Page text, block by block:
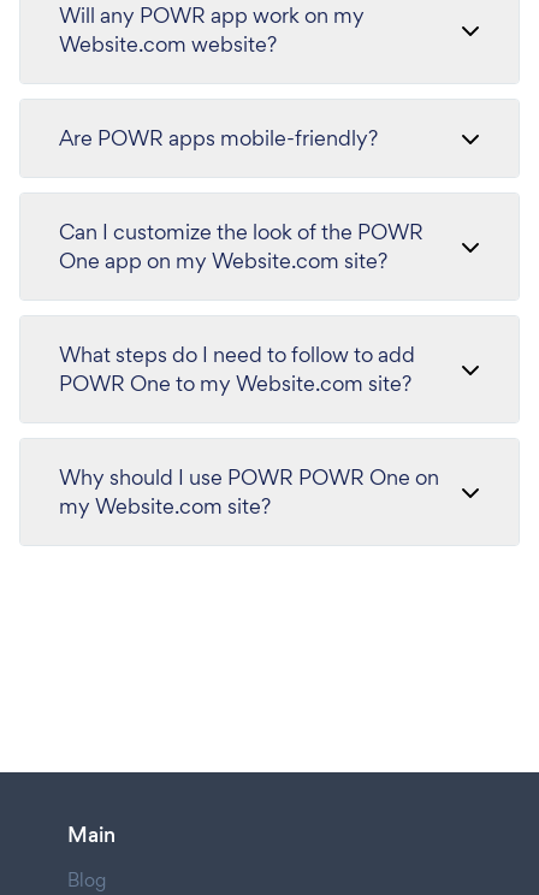
Will any POWR app work on my
Website.com website?
Are POWR apps mobile-friendly?
Can I customize the look of the POWR
One app on my Website.com site?
What steps do I need to follow to add
POWR One to my Website.com site?
Why should I use POWR POWR One on
my Website.com site?
Main
Blog